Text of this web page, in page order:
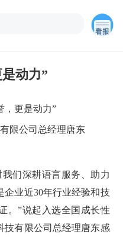
动力”
，更是动力”
限公司总经理唐东
们深耕语言服务、助力
企业近30年行业经验和技
。”说起入选全国成长性
技有限公司总经理唐东感